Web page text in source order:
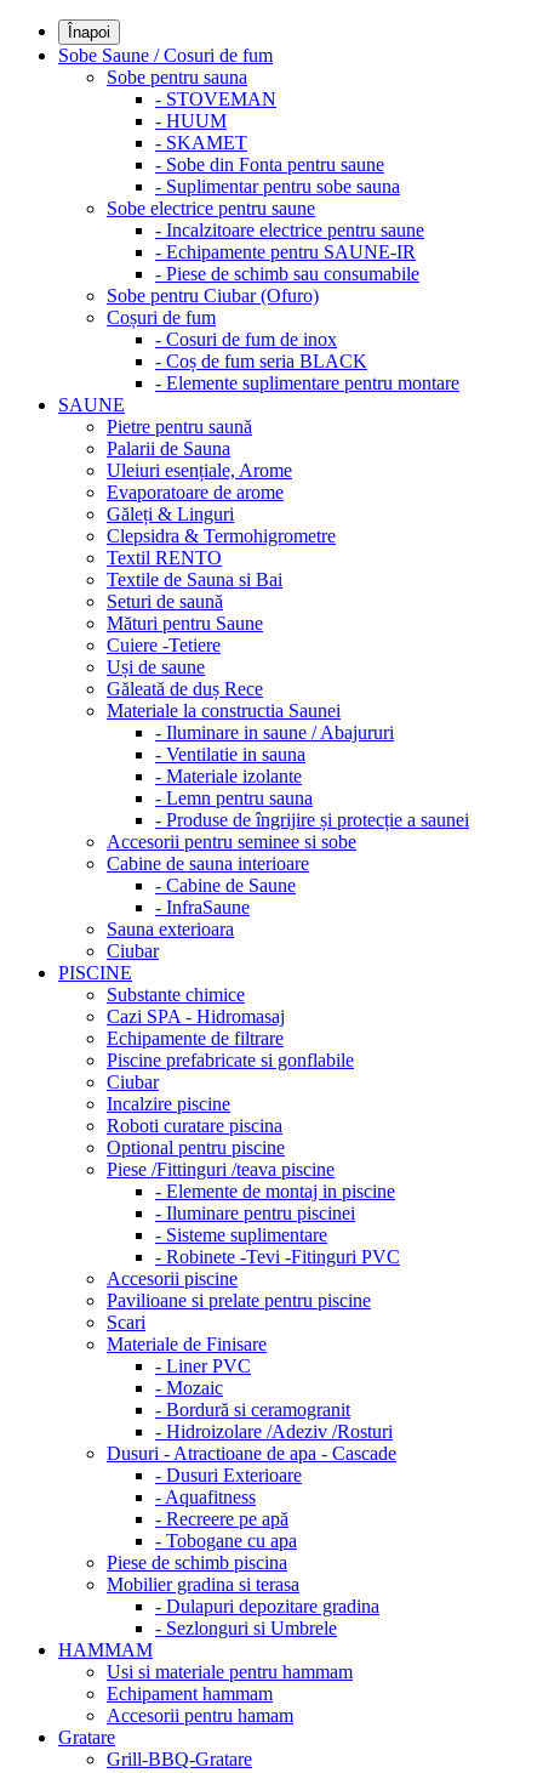
Înapoi
Sobe Saune / Cosuri de fum
Sobe pentru sauna
- STOVEMAN
- HUUM
- SKAMET
- Sobe din Fonta pentru saune
- Suplimentar pentru sobe sauna
Sobe electrice pentru saune
- Incalzitoare electrice pentru saune
- Echipamente pentru SAUNE-IR
- Piese de schimb sau consumabile
Sobe pentru Ciubar (Ofuro)
Coșuri de fum
- Cosuri de fum de inox
- Coș de fum seria BLACK
- Elemente suplimentare pentru montare
SAUNE
Pietre pentru saună
Palarii de Sauna
Uleiuri esențiale, Arome
Evaporatoare de arome
Găleți & Linguri
Clepsidra & Termohigrometre
Textil RENTO
Textile de Sauna si Bai
Seturi de saună
Mături pentru Saune
Cuiere -Tetiere
Uși de saune
Găleată de duș Rece
Materiale la constructia Saunei
- Iluminare in saune / Abajururi
- Ventilatie in sauna
- Materiale izolante
- Lemn pentru sauna
- Produse de îngrijire și protecție a saunei
Accesorii pentru seminee si sobe
Cabine de sauna interioare
- Cabine de Saune
- InfraSaune
Sauna exterioara
Ciubar
PISCINE
Substante chimice
Cazi SPA - Hidromasaj
Echipamente de filtrare
Piscine prefabricate si gonflabile
Ciubar
Incalzire piscine
Roboti curatare piscina
Optional pentru piscine
Piese /Fittinguri /teava piscine
- Elemente de montaj in piscine
- Iluminare pentru piscinei
- Sisteme suplimentare
- Robinete -Tevi -Fitinguri PVC
Accesorii piscine
Pavilioane si prelate pentru piscine
Scari
Materiale de Finisare
- Liner PVC
- Mozaic
- Bordură si ceramogranit
- Hidroizolare /Adeziv /Rosturi
Dusuri - Atractioane de apa - Cascade
- Dusuri Exterioare
- Aquafitness
- Recreere pe apă
- Tobogane cu apa
Piese de schimb piscina
Mobilier gradina si terasa
- Dulapuri depozitare gradina
- Sezlonguri si Umbrele
HAMMAM
Usi si materiale pentru hammam
Echipament hammam
Accesorii pentru hamam
Gratare
Grill-BBQ-Gratare